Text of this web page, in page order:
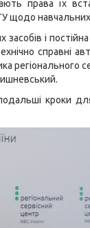
права їх
щодо
і
справні
регіонального
кроки